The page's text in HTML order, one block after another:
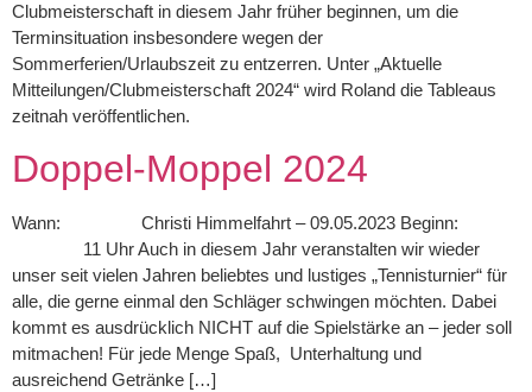
Clubmeisterschaft in diesem Jahr früher beginnen, um die
Terminsituation insbesondere wegen der
Sommerferien/Urlaubszeit zu entzerren. Unter „Aktuelle
Mitteilungen/Clubmeisterschaft 2024“ wird Roland die Tableaus
zeitnah veröffentlichen.
Doppel-Moppel 2024
Wann: Christi Himmelfahrt – 09.05.2023 Beginn:
11 Uhr Auch in diesem Jahr veranstalten wir wieder
unser seit vielen Jahren beliebtes und lustiges „Tennisturnier“ für
alle, die gerne einmal den Schläger schwingen möchten. Dabei
kommt es ausdrücklich NICHT auf die Spielstärke an – jeder soll
mitmachen! Für jede Menge Spaß, Unterhaltung und
ausreichend Getränke […]